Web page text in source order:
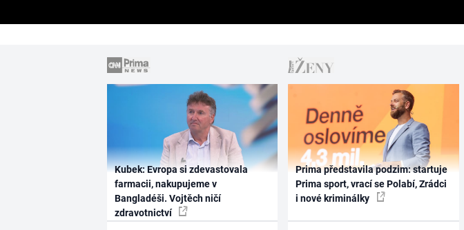
Kubek: Evropa si zdevastovala
farmacii, nakupujeme v
Bangladéši. Vojtěch ničí
zdravotnictví
Prima představila podzim: startuje
Prima sport, vrací se Polabí, Zrádci
i nové kriminálky